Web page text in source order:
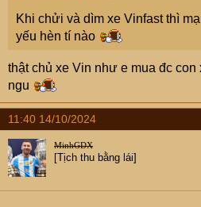
Khi chửi và dìm xe Vinfast thì
yếu hèn tí nào
thật chủ xe Vin như e mua đc
ngu
11:40 14/10/2024
MinhGDX
[Tịch thu bằng lái]